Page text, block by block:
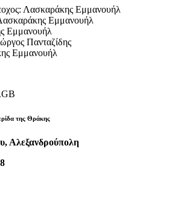
Λασκαράκης Εμμανουήλ
Εμμανουήλ
Εμμανουήλ
Πανταζίδης
Εμμανουήλ
της Θράκης
Αλεξανδρούπολη